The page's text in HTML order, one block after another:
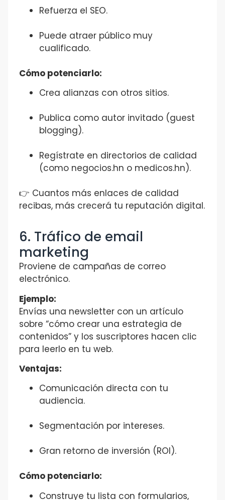
Refuerza el SEO.
Puede atraer público muy
cualificado.
Cómo potenciarlo:
Crea alianzas con otros sitios.
Publica como autor invitado (guest
blogging).
Regístrate en directorios de calidad
(como negocios.hn o medicos.hn).
👉 Cuantos más enlaces de calidad
recibas, más crecerá tu reputación digital.
6. Tráfico de email
marketing
Proviene de campañas de correo
electrónico.
Ejemplo:
Envías una newsletter con un artículo
sobre “cómo crear una estrategia de
contenidos” y los suscriptores hacen clic
para leerlo en tu web.
Ventajas:
Comunicación directa con tu
audiencia.
Segmentación por intereses.
Gran retorno de inversión (ROI).
Cómo potenciarlo:
Construye tu lista con formularios,